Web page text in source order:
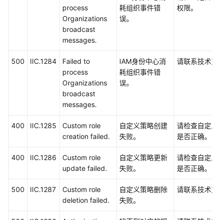
process
Organizations
broadcast
messages.
耗组织事件错
误。
权限。
500 IIC.1284
Failed to
process
Organizations
broadcast
messages.
IAM身份中心消
耗组织事件错
误。
请联系技术支
400 IIC.1285
Custom role
creation failed.
自定义策略创建
失败。
请检查自定义
是否正确。
400 IIC.1286
Custom role
update failed.
自定义策略更新
失败。
请检查自定义
是否正确。
500 IIC.1287
Custom role
deletion failed.
自定义策略删除
失败。
请联系技术支